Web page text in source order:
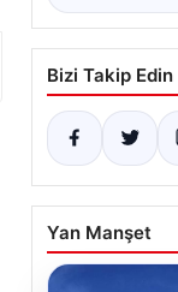
Bizi Takip Edin
Yan Manşet